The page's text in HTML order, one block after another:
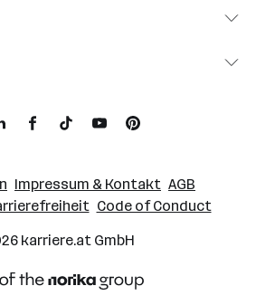
Impressum & Kontakt AGB
Code of Conduct
karriere.at GmbH